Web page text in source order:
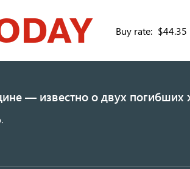
Buy rate: $44.35
— известно о двух